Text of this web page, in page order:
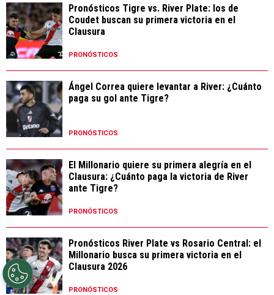
Pronósticos Tigre vs. River Plate: los de
Coudet buscan su primera victoria en el
Clausura
PRONÓSTICOS
Ángel Correa quiere levantar a River: ¿Cuánto
paga su gol ante Tigre?
PRONÓSTICOS
El Millonario quiere su primera alegría en el
Clausura: ¿Cuánto paga la victoria de River
ante Tigre?
PRONÓSTICOS
Pronósticos River Plate vs Rosario Central: el
Millonario busca su primera victoria en el
Clausura 2026
PRONÓSTICOS